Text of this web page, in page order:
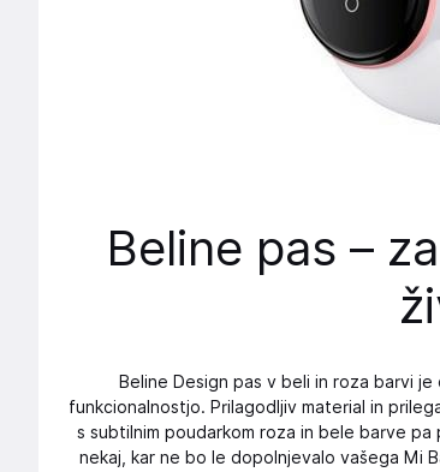
Beline pas –
Beline Design pas v beli in roza barvi
funkcionalnostjo. Prilagodljiv material in
s subtilnim poudarkom roza in bele barve
nekaj, kar ne bo le dopolnjevalo vašega Mi